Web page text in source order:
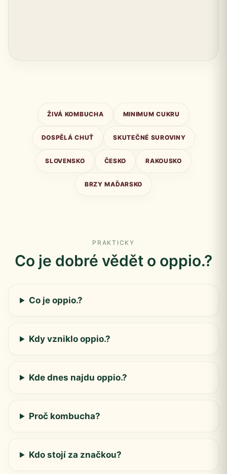
ŽIVÁ KOMBUCHA MINIMUM CUKRU
DOSPĚLÁ CHUŤ SKUTEČNÉ SUROVINY
SLOVENSKO ČESKO RAKOUSKO
BRZY MAĎARSKO
PRAKTICKY
Co je dobré vědět o oppio.?
Co je oppio.?
Kdy vzniklo oppio.?
Kde dnes najdu oppio.?
Proč kombucha?
Kdo stojí za značkou?